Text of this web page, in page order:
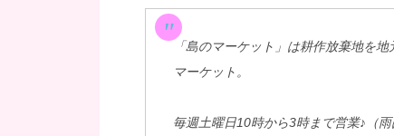
「島のマーケット」は耕作放棄地を
マーケット。
毎週土曜日10時から3時まで営業♪（